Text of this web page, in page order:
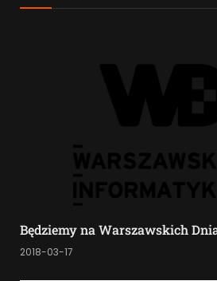
Będziemy na Warszawskich
2018-03-17